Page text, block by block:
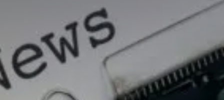
Diagnostic valorisation
Conseils en stratégie
Conseil en propriété intellectuelle
Ingénierie de projet